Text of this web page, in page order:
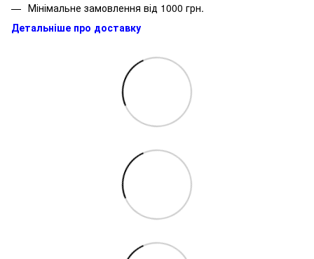
Мінімальне замовлення від 1000 грн.
Детальніше про доставку